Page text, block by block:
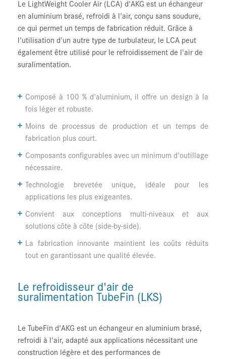
Le LightWeight Cooler Air (LCA) d'AKG est un échangeur
en aluminium brasé, refroidi à l'air, conçu sans soudure,
ce qui permet un temps de fabrication réduit. Grâce à
l'utilisation d'un autre type de turbulateur, le LCA peut
également être utilisé pour le refroidissement de l'air de
suralimentation.
Composé à 100 % d'aluminium, il offre un design à la
fois léger et robuste.
Moins de processus de production et un temps de
fabrication plus court.
Composants configurables avec un minimum d'outillage
nécessaire.
Technologie brevetée unique, idéale pour les
applications les plus exigeantes.
Convient aux conceptions multi-niveaux et aux
solutions côte à côte (side-by-side).
La fabrication innovante maintient les coûts réduits
tout en garantissant une qualité élevée.
Le refroidisseur d'air de
suralimentation TubeFin (LKS)
Le TubeFin d'AKG est un échangeur en aluminium brasé,
refroidi à l'air, adapté aux applications nécessitant une
construction légère et des performances de